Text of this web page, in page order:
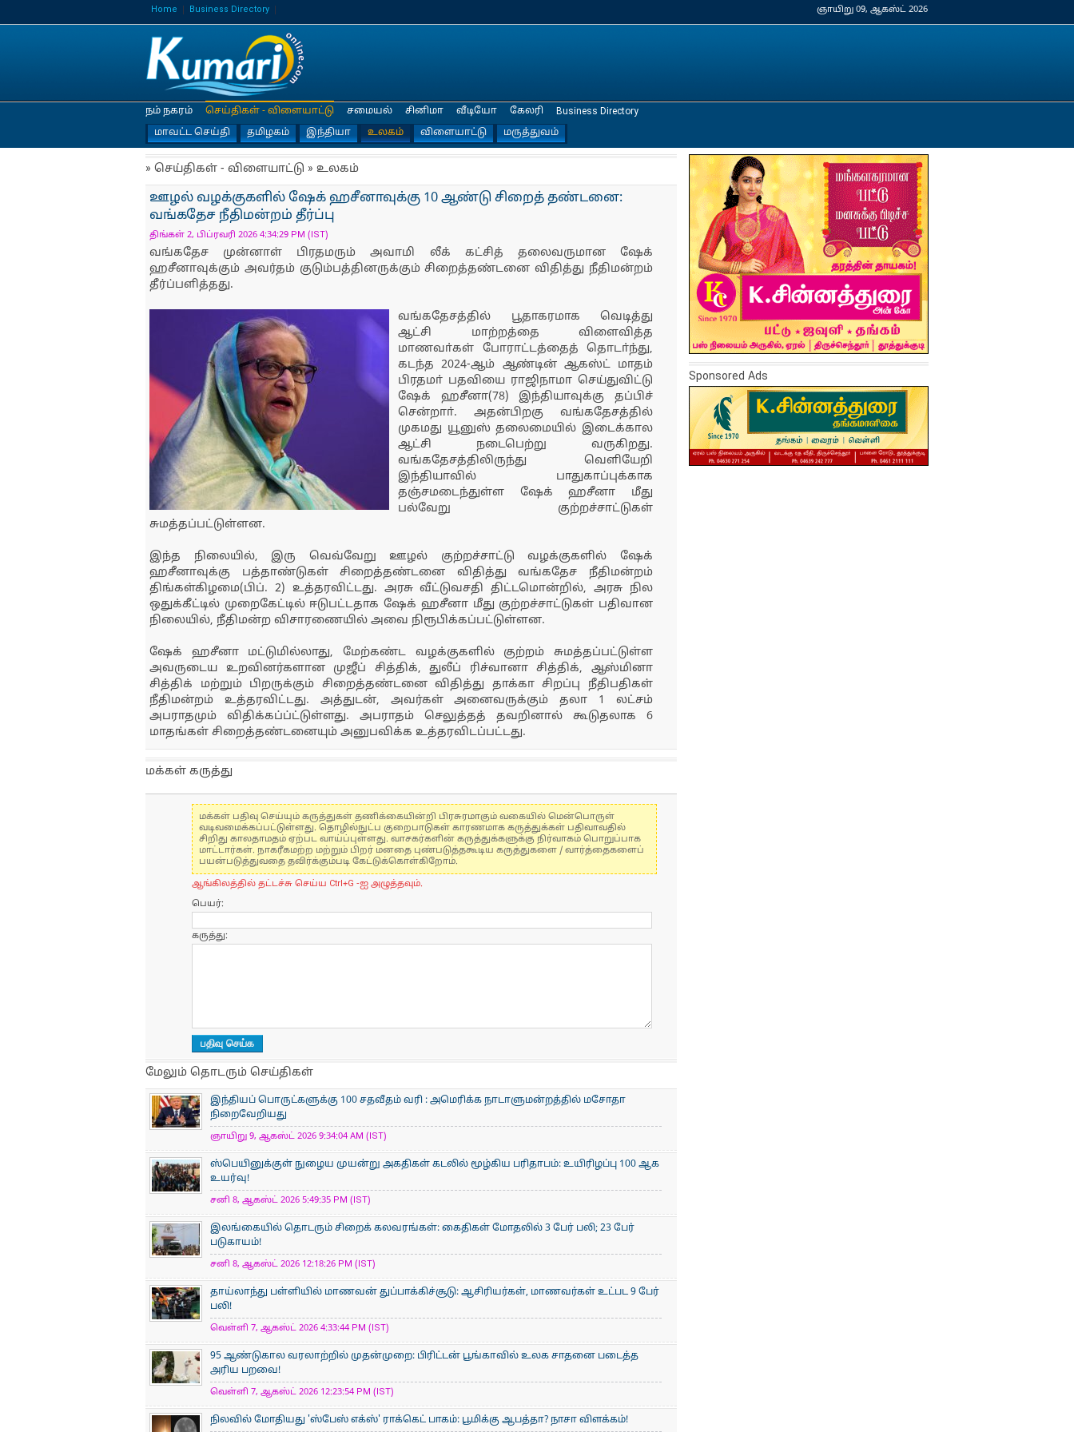
Home Business Directory ஞாயிறு 09, ஆகஸ்ட் 2026
நம் நகரம்
செய்திகள் - விளையாட்டு
மாவட்ட செய்தி
தமிழகம் இந்தியா உலகம் விளையாட்டு மருத்துவம்
சமையல் சினிமா வீடியோ கேலரி Business Directory
» செய்திகள் - விளையாட்டு » உலகம்
ஊழல் வழக்குகளில் ஷேக் ஹசீனாவுக்கு 10 ஆண்டு சிறைத் தண்டனை:
வங்கதேச நீதிமன்றம் தீர்ப்பு
திங்கள் 2, பிப்ரவரி 2026 4:34:29 PM (IST)
வங்கதேச முன்னாள் பிரதமரும் அவாமி லீக் கட்சித் தலைவருமான ஷேக்
ஹசீனாவுக்கும் அவர்தம் குடும்பத்தினருக்கும் சிறைத்தண்டனை விதித்து நீதிமன்றம்
தீர்ப்பளித்தது.
வங்கதேசத்தில் பூதாகரமாக வெடித்து
ஆட்சி மாற்றத்தை விளைவித்த
மாணவா்கள் போராட்டத்தைத் தொடா்ந்து,
கடந்த 2024-ஆம் ஆண்டின் ஆகஸ்ட் மாதம்
பிரதமா் பதவியை ராஜிநாமா செய்துவிட்டு
ஷேக் ஹசீனா(78) இந்தியாவுக்கு தப்பிச்
சென்றாா். அதன்பிறகு வங்கதேசத்தில்
முகமது யூனுஸ் தலைமையில் இடைக்கால
ஆட்சி நடைபெற்று வருகிறது.
வங்கதேசத்திலிருந்து வெளியேறி
இந்தியாவில் பாதுகாப்புக்காக
தஞ்சமடைந்துள்ள ஷேக் ஹசீனா மீது
பல்வேறு குற்றச்சாட்டுகள்
சுமத்தப்பட்டுள்ளன.
இந்த நிலையில், இரு வெவ்வேறு ஊழல் குற்றச்சாட்டு வழக்குகளில் ஷேக்
ஹசீனாவுக்கு பத்தாண்டுகள் சிறைத்தண்டனை விதித்து வங்கதேச நீதிமன்றம்
திங்கள்கிழமை(பிப். 2) உத்தரவிட்டது. அரசு வீட்டுவசதி திட்டமொன்றில், அரசு நில
ஒதுக்கீட்டில் முறைகேட்டில் ஈடுபட்டதாக ஷேக் ஹசீனா மீது குற்றச்சாட்டுகள் பதிவான
நிலையில், நீதிமன்ற விசாரணையில் அவை நிரூபிக்கப்பட்டுள்ளன.
ஷேக் ஹசீனா மட்டுமில்லாது, மேற்கண்ட வழக்குகளில் குற்றம் சுமத்தப்பட்டுள்ள
அவருடைய உறவினர்களான முஜீப் சித்திக், துலீப் ரிச்வானா சித்திக், ஆஸ்மினா
சித்திக் மற்றும் பிறருக்கும் சிறைத்தண்டனை விதித்து தாக்கா சிறப்பு நீதிபதிகள்
நீதிமன்றம் உத்தரவிட்டது. அத்துடன், அவர்கள் அனைவருக்கும் தலா 1 லட்சம்
அபராதமும் விதிக்கப்ப்ட்டுள்ளது. அபராதம் செலுத்தத் தவறினால் கூடுதலாக 6
மாதங்கள் சிறைத்தண்டனையும் அனுபவிக்க உத்தரவிடப்பட்டது.
மக்கள் கருத்து
மக்கள் பதிவு செய்யும் கருத்துகள் தணிக்கையின்றி பிரசுரமாகும் வகையில் மென்பொருள்
வடிவமைக்கப்பட்டுள்ளது. தொழில்நுட்ப குறைபாடுகள் காரணமாக கருத்துக்கள் பதிவாவதில்
சிறிது காலதாமதம் ஏற்பட வாய்ப்புள்ளது. வாசகர்களின் கருத்துக்களுக்கு நிர்வாகம் பொறுப்பாக
மாட்டார்கள். நாகரீகமற்ற மற்றும் பிறர் மனதை புண்படுத்தகூடிய கருத்துகளை / வார்த்தைகளைப்
பயன்படுத்துவதை தவிர்க்கும்படி கேட்டுக்கொள்கிறோம்.
ஆங்கிலத்தில் தட்டச்சு செய்ய Ctrl+G -ஐ அழுத்தவும்.
பெயர்:
கருத்து:
மேலும் தொடரும் செய்திகள்
இந்தியப் பொருட்களுக்கு 100 சதவீதம் வரி : அமெரிக்க நாடாளுமன்றத்தில் மசோதா
நிறைவேறியது
ஞாயிறு 9, ஆகஸ்ட் 2026 9:34:04 AM (IST)
ஸ்பெயினுக்குள் நுழைய முயன்று அகதிகள் கடலில் மூழ்கிய பரிதாபம்: உயிரிழப்பு 100 ஆக
உயர்வு!
சனி 8, ஆகஸ்ட் 2026 5:49:35 PM (IST)
இலங்கையில் தொடரும் சிறைக் கலவரங்கள்: கைதிகள் மோதலில் 3 பேர் பலி; 23 பேர்
படுகாயம்!
சனி 8, ஆகஸ்ட் 2026 12:18:26 PM (IST)
தாய்லாந்து பள்ளியில் மாணவன் துப்பாக்கிச்சூடு: ஆசிரியர்கள், மாணவர்கள் உட்பட 9 பேர்
பலி!
வெள்ளி 7, ஆகஸ்ட் 2026 4:33:44 PM (IST)
95 ஆண்டுகால வரலாற்றில் முதன்முறை: பிரிட்டன் பூங்காவில் உலக சாதனை படைத்த
அரிய பறவை!
வெள்ளி 7, ஆகஸ்ட் 2026 12:23:54 PM (IST)
நிலவில் மோதியது 'ஸ்பேஸ் எக்ஸ்' ராக்கெட் பாகம்: பூமிக்கு ஆபத்தா? நாசா விளக்கம்!
Sponsored Ads